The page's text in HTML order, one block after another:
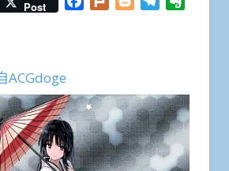
Post
ACGdoge